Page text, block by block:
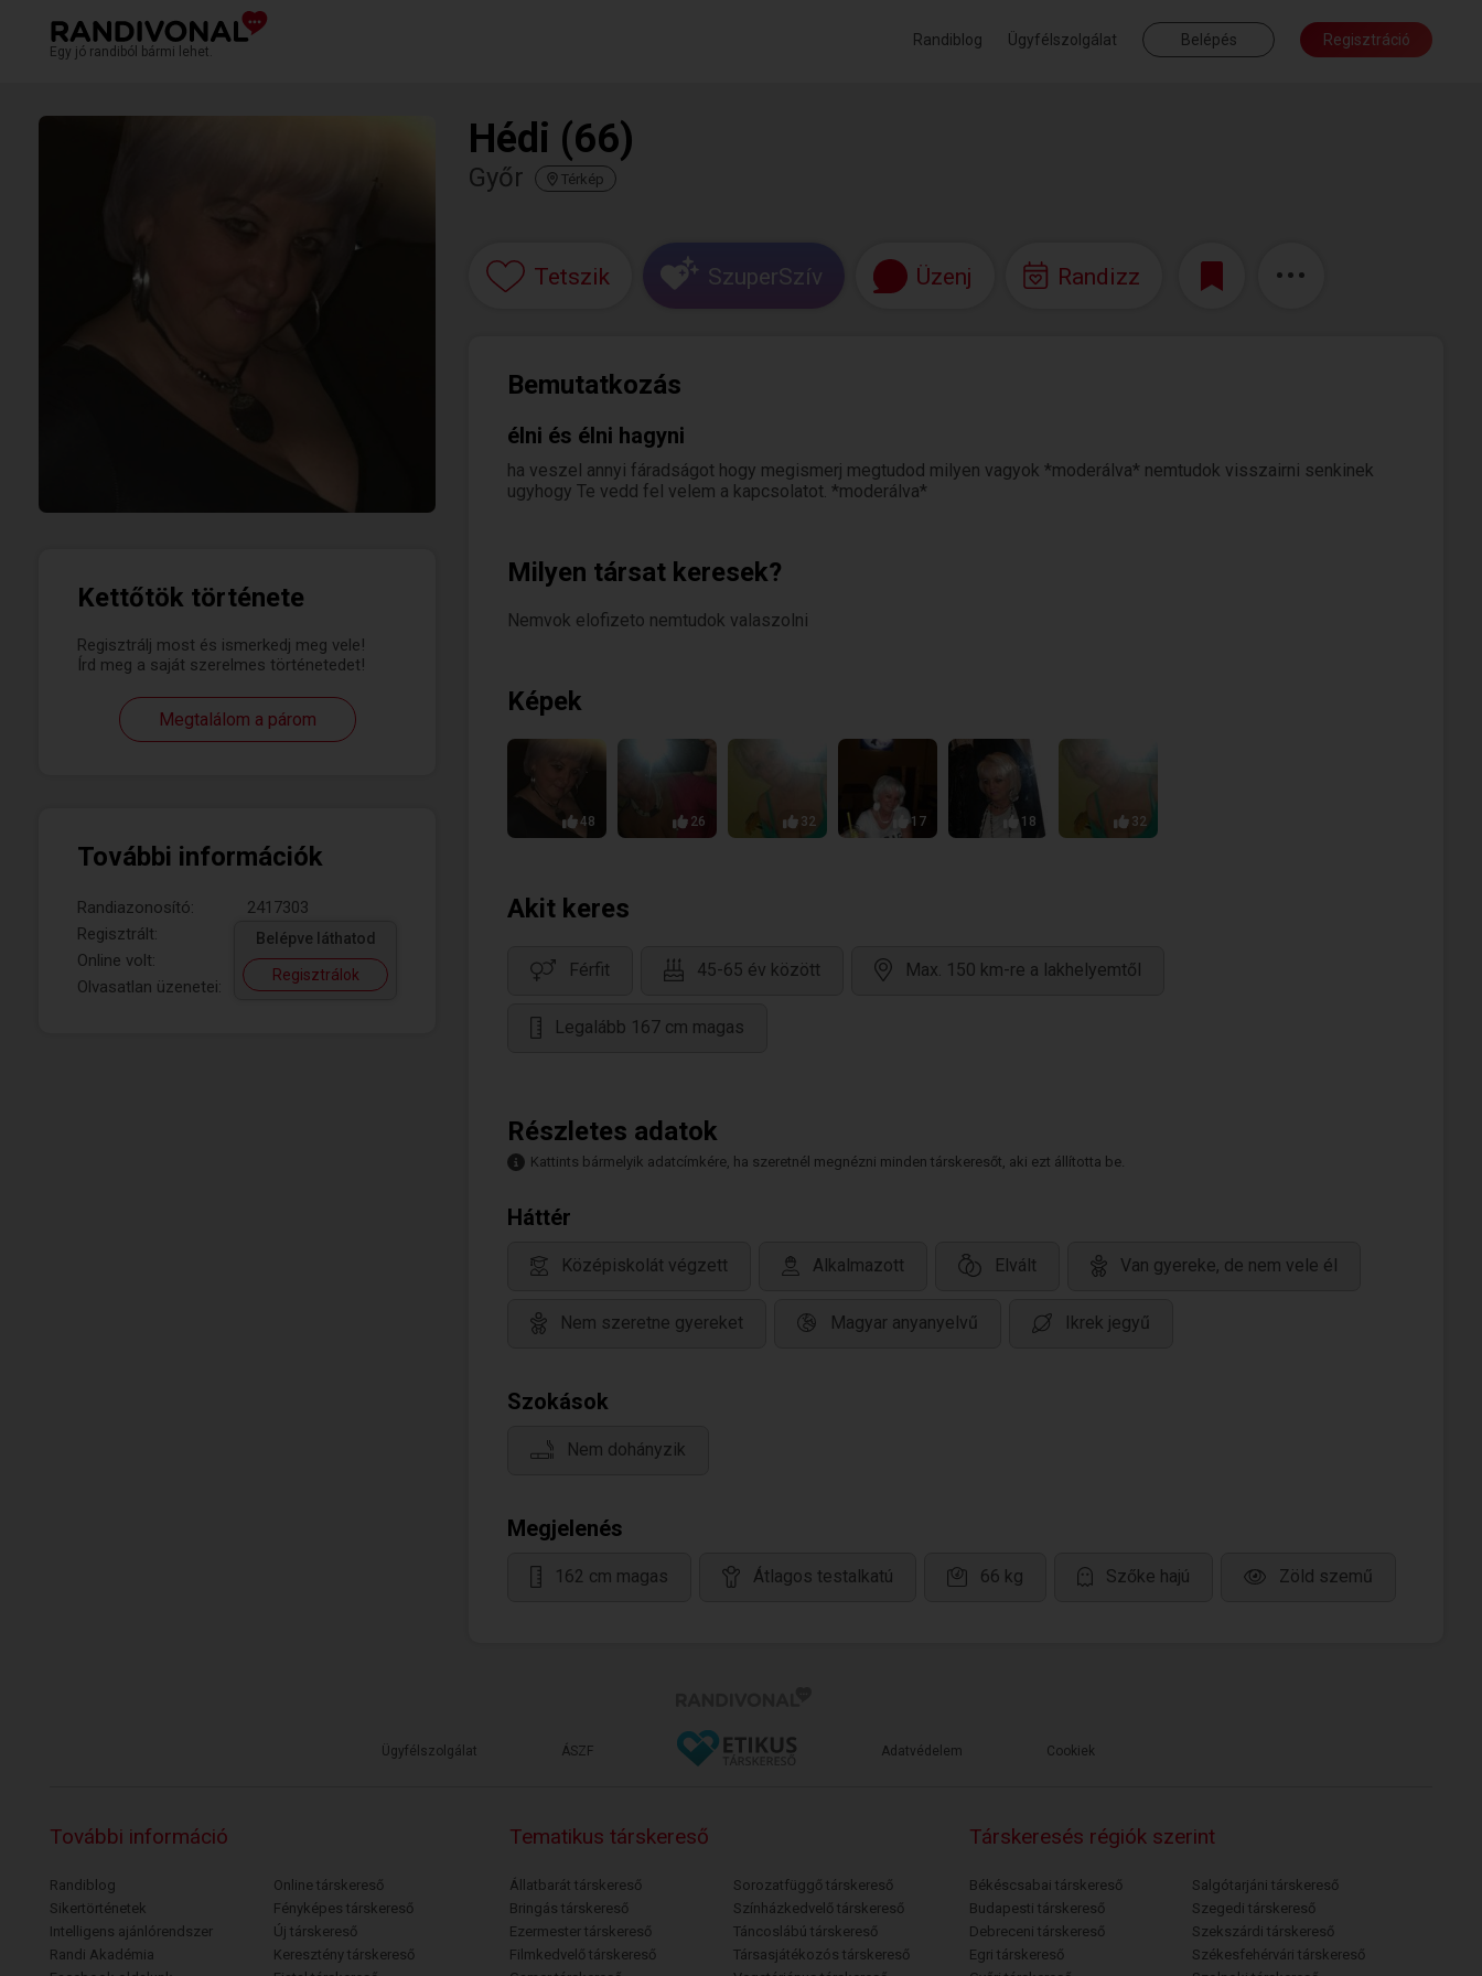
Egy jó randiból bármi lehet.
Randiblog Ügyfélszolgálat Belépés Regisztráció
Kettőtök története
Regisztrálj most és ismerkedj meg vele!
Írd meg a saját szerelmes történetedet!
Megtalálom a párom
További információk
Randiazonosító:
2417303
Regisztrált:
Online volt:
Olvasatlan üzenetei:
Belépve láthatod
Regisztrálok
Hédi (66)
Győr Térkép
Tetszik SzuperSzív Üzenj Randizz
Bemutatkozás
élni és élni hagyni
ha veszel annyi fáradságot hogy megismerj megtudod milyen vagyok *moderálva* nemtudok visszairni senkinek
ugyhogy Te vedd fel velem a kapcsolatot. *moderálva*
Milyen társat keresek?
Nemvok elofizeto nemtudok valaszolni
Képek
48 26 32 17 18 32
Akit keres
Férfit 45-65 év között Max. 150 km-re a lakhelyemtől
Legalább 167 cm magas
Részletes adatok
Kattints bármelyik adatcímkére, ha szeretnél megnézni minden társkeresőt, aki ezt állította be.
Háttér
Középiskolát végzett Alkalmazott Elvált Van gyereke, de nem vele él
Nem szeretne gyereket Magyar anyanyelvű Ikrek jegyű
Szokások
Nem dohányzik
Megjelenés
162 cm magas Átlagos testalkatú 66 kg Szőke hajú Zöld szemű
Ügyfélszolgálat ÁSZF Adatvédelem Cookiek
További információ
Randiblog
Sikertörténetek
Intelligens ajánlórendszer
Randi Akadémia
Online társkereső
Fényképes társkereső
Új társkereső
Keresztény társkereső
Tematikus társkereső
Állatbarát társkereső
Bringás társkereső
Ezermester társkereső
Filmkedvelő társkereső
Sorozatfüggő társkereső
Színházkedvelő társkereső
Táncoslábú társkereső
Társasjátékozós társkereső
Társkeresés régiók szerint
Békéscsabai társkereső
Budapesti társkereső
Debreceni társkereső
Egri társkereső
Salgótarjáni társkereső
Szegedi társkereső
Szekszárdi társkereső
Székesfehérvári társkereső